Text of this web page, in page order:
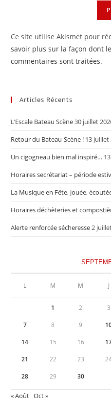
Ce site utilise Akismet pour
savoir plus sur la façon dont
commentaires sont traitées.
Articles Récents
L’Escale Bateau Scène30 juillet
Retour du Bateau-Scène ! 13 juillet
Un cigogneau bien mal inspiré…
Horaires secrétariat – période
La Musique en Fête, jouée,
Horaires déchèteries et
Alerte renforcée sécheresse2
L M M J
1 2 3
7 8 9
14 15 16
21 22 23
28 29 30
« Août Oct »